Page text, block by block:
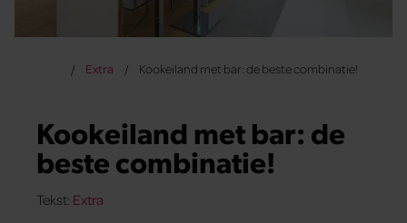
Extra Kookeiland met bar: de beste combinatie!
Kookeiland met bar: de
beste combinatie!
Tekst: Extra